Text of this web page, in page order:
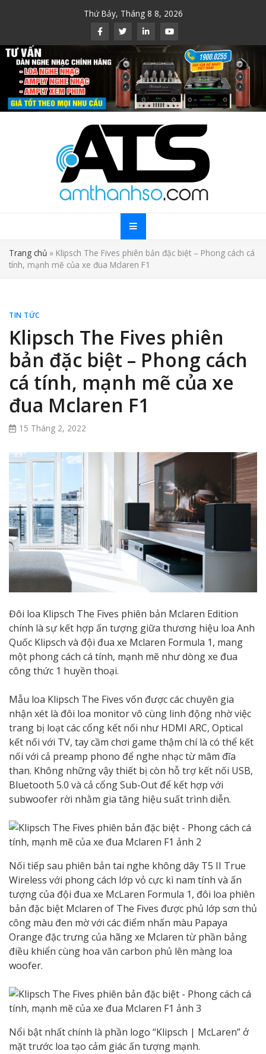
Thứ Bảy, Tháng 8 8, 2026
Trang chủ » Klipsch The Fives phiên bản đặc biệt – Phong cách cá
tính, mạnh mẽ của xe đua Mclaren F1
TIN TỨC
Klipsch The Fives phiên
bản đặc biệt – Phong cách
cá tính, mạnh mẽ của xe
đua Mclaren F1
15 Tháng 2, 2022
Đôi loa Klipsch The Fives phiên bản Mclaren Edition
chính là sự kết hợp ấn tượng giữa thương hiệu loa Anh
Quốc Klipsch và đội đua xe Mclaren Formula 1, mang
một phong cách cá tính, mạnh mẽ như dòng xe đua
công thức 1 huyền thoại.
Mẫu loa Klipsch The Fives vốn được các chuyên gia
nhận xét là đôi loa monitor vô cùng linh động nhờ việc
trang bị loạt các cổng kết nối như HDMI ARC, Optical
kết nối với TV, tay cầm chơi game thậm chí là có thể kết
nối với cả preamp phono để nghe nhạc từ mâm đĩa
than. Không những vậy thiết bị còn hỗ trợ kết nối USB,
Bluetooth 5.0 và cả cổng Sub-Out để kết hợp với
subwoofer rời nhằm gia tăng hiệu suất trình diễn.
Nối tiếp sau phiên bản tai nghe không dây T5 II True
Wireless với phong cách lớp vỏ cực kì nam tính và ấn
tượng của đội đua xe McLaren Formula 1, đôi loa phiên
bản đặc biệt Mclaren of The Fives được phủ lớp sơn thủ
công màu đen mờ với các điểm nhấn màu Papaya
Orange đặc trưng của hãng xe Mclaren từ phần bảng
điều khiển cùng hoa văn carbon phủ lên màng loa
woofer.
Nổi bật nhất chính là phần logo “Klipsch | McLaren” ở
mặt trước loa tạo cảm giác ấn tượng mạnh.